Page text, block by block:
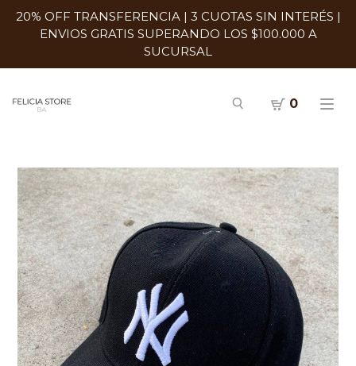
20% OFF TRANSFERENCIA | 3 CUOTAS SIN INTERÉS |
ENVIOS GRATIS SUPERANDO LOS $100.000 A
SUCURSAL
0